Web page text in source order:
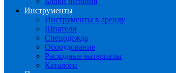
Инструменты
Инструменты в аренду
Шпатели
Спецодежда
Оборудование
Расходные материалы
Каталоги